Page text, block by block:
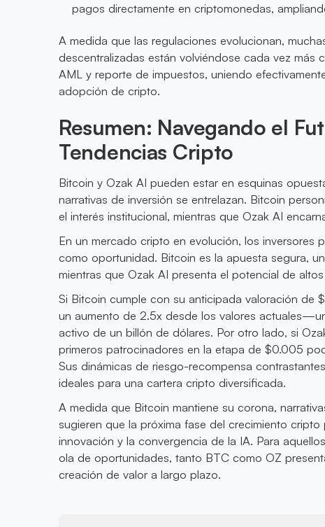
pagos directamente en criptomonedas,
A medida que las regulaciones evolucionan,
descentralizadas están volviéndose cada vez más
AML y reporte de impuestos, uniendo
adopción de cripto.
Resumen: Navegando el
Tendencias Cripto
Bitcoin y Ozak AI pueden estar en esquinas
narrativas de inversión se entrelazan. Bitcoin
el interés institucional, mientras que Ozak AI
En un mercado cripto en evolución, los inversores
como oportunidad. Bitcoin es la apuesta segura,
mientras que Ozak AI presenta el potencial de
Si Bitcoin cumple con su anticipada valoración
un aumento de 2.5x desde los valores
activo de un billón de dólares. Por otro lado, si
primeros patrocinadores en la etapa de $0.005
Sus dinámicas de riesgo-recompensa
ideales para una cartera cripto diversificada.
A medida que Bitcoin mantiene su corona,
sugieren que la próxima fase del crecimiento
innovación y la convergencia de la IA. Para
ola de oportunidades, tanto BTC como OZ
creación de valor a largo plazo.